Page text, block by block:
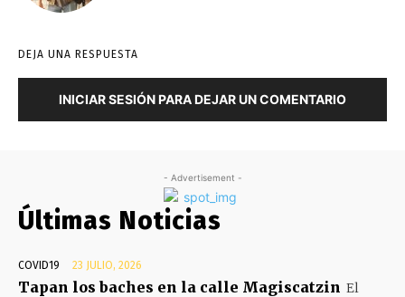
DEJA UNA RESPUESTA
INICIAR SESIÓN PARA DEJAR UN COMENTARIO
- Advertisement -
Últimas Noticias
COVID19 23 JULIO, 2026
Tapan los baches en la calle Magiscatzin El